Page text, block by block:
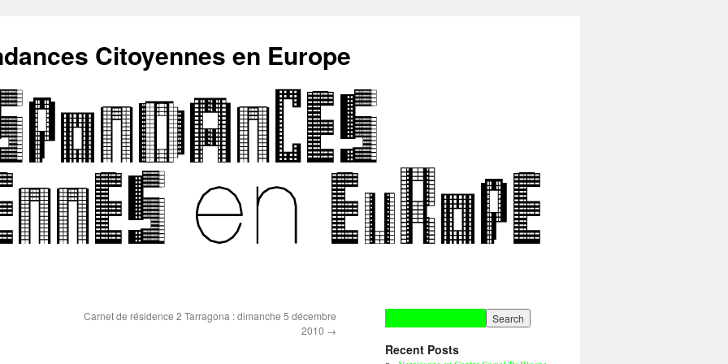
Citoyennes en Europe
Carnet de résidence 2 Tarragona : dimanche 5 décembre
2010 →
Recent Posts